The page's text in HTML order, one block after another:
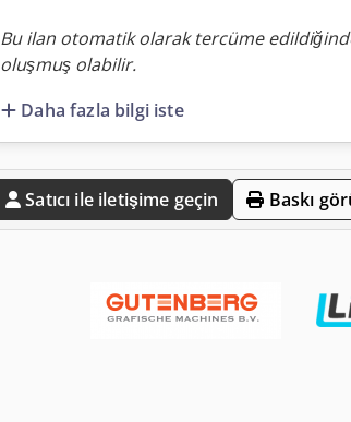
Bu ilan otomatik olarak tercüme
oluşmuş olabilir.
Daha fazla bilgi iste
Satıcı ile iletişime geçin Baskı